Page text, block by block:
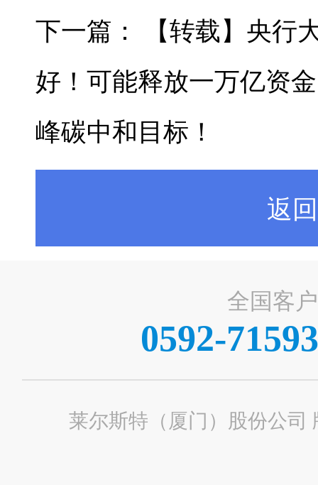
下一篇：
【转载】央行
好！可能释放一万亿资
峰碳中和目标！
返
全国客
0592-
莱尔斯特（厦门）股份公司